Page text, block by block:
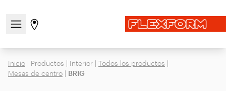
Abre/cierra el menú de navegación
Ir a la página de tiendas
Inicio | Productos | Interior | Todos los productos |
Mesas de centro | BRIG